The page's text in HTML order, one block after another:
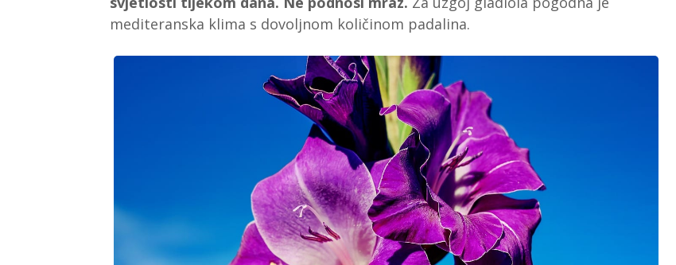
mediteranska klima s dovoljnom količinom padalina.